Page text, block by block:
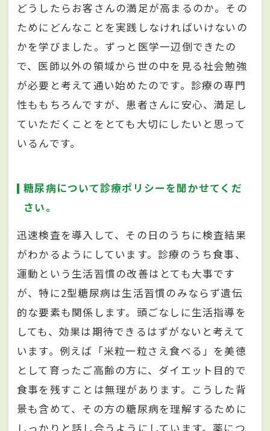
どうしたらお客さんの満足が高まるのか。その
ためにどんなことを実践しなければいけないの
かを学びました。ずっと医学一辺倒できたの
で、医師以外の領域から世の中を見る社会勉強
が必要と考えて通い始めたのです。診療の専門
性ももちろんですが、患者さんに安心、満足し
ていただくことをとても大切にしたいと思って
いるんです。
糖尿病について診療ポリシーを聞かせてくだ
さい。
迅速検査を導入して、その日のうちに検査結果
がわかるようにしています。診療のうち食事、
運動という生活習慣の改善はとても大事です
が、特に2型糖尿病は生活習慣のみならず遺伝
的な要素も関係します。頭ごなしに生活指導を
しても、効果は期待できるはずがないと考えて
います。例えば「米粒一粒さえ食べる」を美徳
として育ったご高齢の方に、ダイエット目的で
食事を残すことは無理があります。こうした背
景も含めて、その方の糖尿病を理解するために